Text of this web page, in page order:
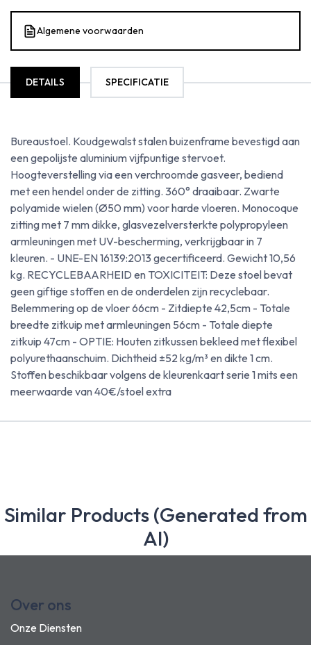
Algemene voorwaarden
DETAILS SPECIFICATIE
Bureaustoel. Koudgewalst stalen buizenframe bevestigd aan
een gepolijste aluminium vijfpuntige stervoet.
Hoogteverstelling via een verchroomde gasveer, bediend
met een hendel onder de zitting. 360° draaibaar. Zwarte
polyamide wielen (Ø50 mm) voor harde vloeren. Monocoque
zitting met 7 mm dikke, glasvezelversterkte polypropyleen
armleuningen met UV-bescherming, verkrijgbaar in 7
kleuren. - UNE-EN 16139:2013 gecertificeerd. Gewicht 10,56
kg. RECYCLEBAARHEID en TOXICITEIT: Deze stoel bevat
geen giftige stoffen en de onderdelen zijn recyclebaar.
Belemmering op de vloer 66cm - Zitdiepte 42,5cm - Totale
breedte zitkuip met armleuningen 56cm - Totale diepte
zitkuip 47cm - OPTIE: Houten zitkussen bekleed met flexibel
polyurethaanschuim. Dichtheid ±52 kg/m³ en dikte 1 cm.
Stoffen beschikbaar volgens de kleurenkaart serie 1 mits een
meerwaarde van 40€/stoel extra
Similar Products (Generated from
AI)
Over ons
Onze Diensten